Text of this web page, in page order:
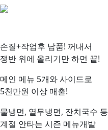
손질+작업후 납품! 꺼내서
쟁반 위에 올리기만 하면 끝!
메인 메뉴 5개와 사이드로
5천만원 이상 매출!
물냉면, 열무냉면, 잔치국수 등
계절 안타는 시즌 메뉴개발